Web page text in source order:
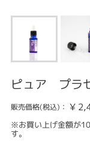
ピュア プラ
販売価格(税込)： ¥
※お買い上げ金額が
す。